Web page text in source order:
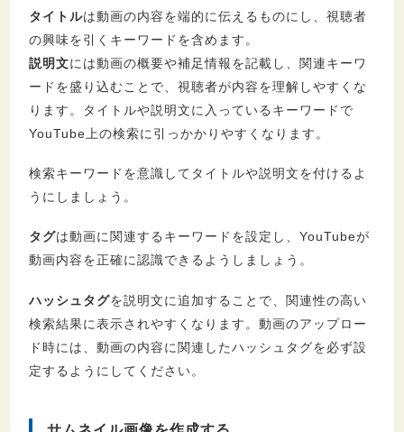
タイトルは動画の内容を端的に伝えるものにし、視聴者
の興味を引くキーワードを含めます。
説明文には動画の概要や補足情報を記載し、関連キーワ
ードを盛り込むことで、視聴者が内容を理解しやすくな
ります。タイトルや説明文に入っているキーワードで
YouTube上の検索に引っかかりやすくなります。
検索キーワードを意識してタイトルや説明文を付けるよ
うにしましょう。
タグは動画に関連するキーワードを設定し、YouTubeが
動画内容を正確に認識できるようしましょう。
ハッシュタグを説明文に追加することで、関連性の高い
検索結果に表示されやすくなります。動画のアップロー
ド時には、動画の内容に関連したハッシュタグを必ず設
定するようにしてください。